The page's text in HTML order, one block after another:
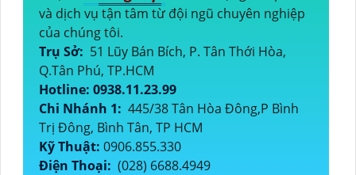
và dịch vụ tận tâm từ đội ngũ chuyên nghiệp
của chúng tôi.
Trụ Sở: 51 Lũy Bán Bích, P. Tân Thới Hòa,
Q.Tân Phú, TP.HCM
Hotline: 0938.11.23.99
Chi Nhánh 1: 445/38 Tân Hòa Đông,P Bình
Trị Đông, Bình Tân, TP HCM
Kỹ Thuật: 0906.855.330
Điện Thoại: (028) 6688.4949